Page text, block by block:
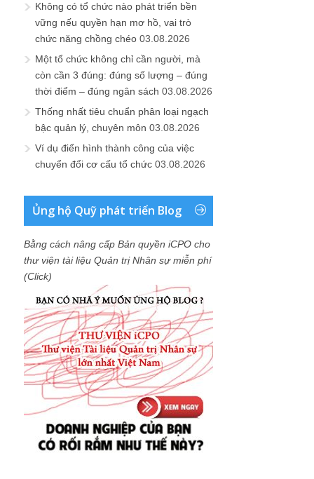
Không có tổ chức nào phát triển bền
vững nếu quyền hạn mơ hồ, vai trò
chức năng chồng chéo 03.08.2026
Một tổ chức không chỉ cần người, mà
còn cần 3 đúng: đúng số lượng – đúng
thời điểm – đúng ngân sách 03.08.2026
Thống nhất tiêu chuẩn phân loại ngạch
bậc quản lý, chuyên môn 03.08.2026
Ví dụ điển hình thành công của việc
chuyển đổi cơ cấu tổ chức 03.08.2026
Ủng hộ Quỹ phát triển Blog
Bằng cách nâng cấp Bản quyền iCPO cho
thư viện tài liệu Quản trị Nhân sự miễn phí
(Click)